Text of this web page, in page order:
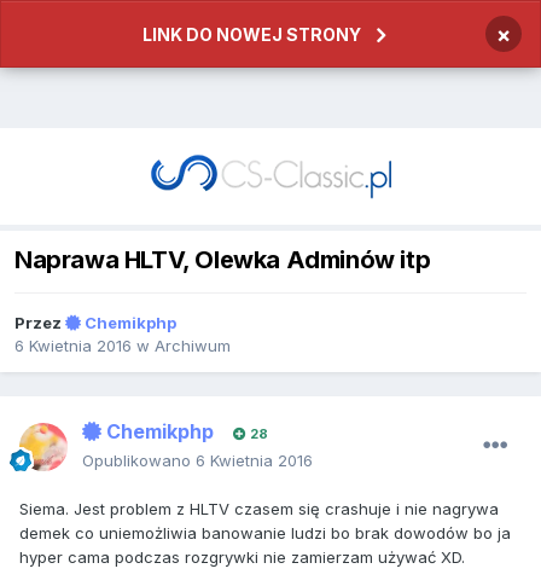
LINK DO NOWEJ STRONY ×
Naprawa HLTV, Olewka Adminów itp
Przez
Chemikphp
6 Kwietnia 2016 w Archiwum
Chemikphp 28
Opublikowano 6 Kwietnia 2016
Siema. Jest problem z HLTV czasem się crashuje i nie nagrywa
demek co uniemożliwia banowanie ludzi bo brak dowodów bo ja
hyper cama podczas rozgrywki nie zamierzam używać XD.